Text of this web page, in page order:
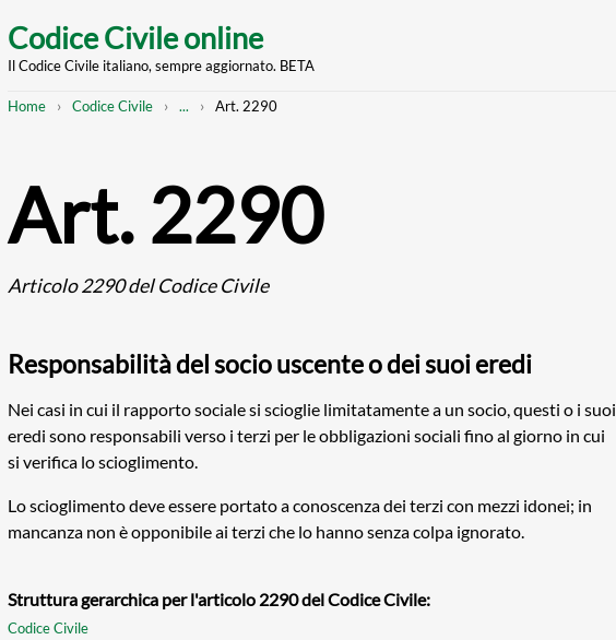
main
Codice Civile online
Il Codice Civile italiano, sempre aggiornato. BETA
Breadcrumb
Home Codice Civile
Mostra
... Art. 2290
Art. 2290
Articolo 2290 del Codice Civile
Responsabilità del socio uscente o dei suoi eredi
Nei casi in cui il rapporto sociale si scioglie limitatamente a un socio, questi o i suoi
eredi sono responsabili verso i terzi per le obbligazioni sociali fino al giorno in cui
si verifica lo scioglimento.
Lo scioglimento deve essere portato a conoscenza dei terzi con mezzi idonei; in
mancanza non è opponibile ai terzi che lo hanno senza colpa ignorato.
Struttura gerarchica per l'articolo 2290 del Codice Civile:
Codice Civile